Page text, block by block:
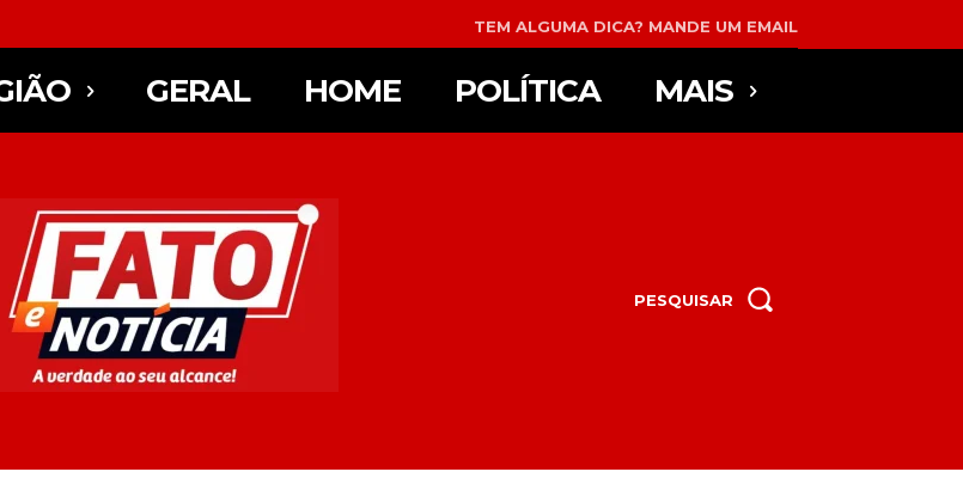
TEM ALGUMA DICA? MANDE UM EMAIL
GERAL HOME POLÍTICA MAIS
PESQUISAR